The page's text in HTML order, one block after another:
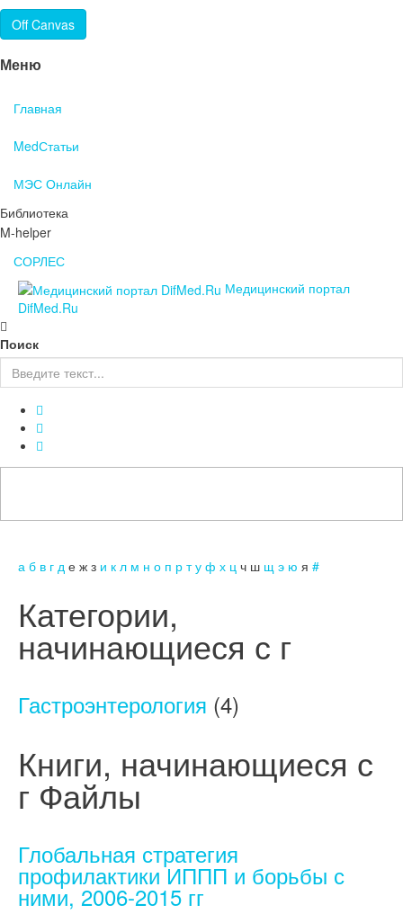
Off Canvas
Меню
Главная
MedСтатьи
МЭС Онлайн
Библиотека
M-helper
СОРЛЕС
Медицинский портал
DifMed.Ru
Поиск
а б в г д е ж з и к л м н о п р т у ф х ц ч ш щ э ю я #
Категории,
начинающиеся с г
Гастроэнтерология (4)
Книги, начинающиеся с
г Файлы
Глобальная стратегия
профилактики ИППП и борьбы с
ними, 2006-2015 гг